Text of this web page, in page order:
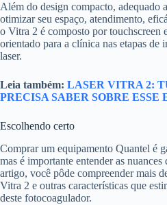
Além do design compacto, adequado
otimizar seu espaço, atendimento,
o Vitra 2 é composto por touchscreen
orientado para a clínica nas etapas de
laser.
Leia também: LASER VITRA 2:
PRECISA SABER SOBRE ESSE
Escolhendo certo
Comprar um equipamento Quantel é
mas é importante entender as nuances
artigo, você pôde compreender mais
Vitra 2 e outras características que
deste fotocoagulador.